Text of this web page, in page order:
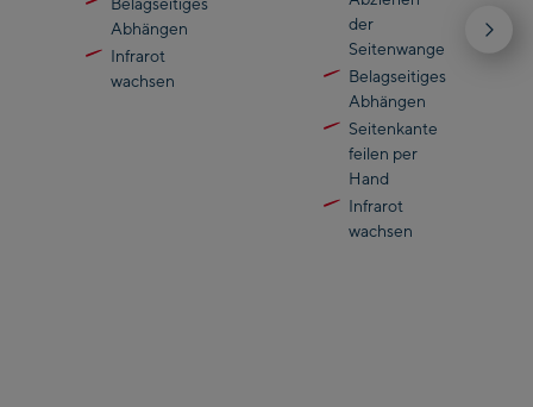
Abhängen
Infrarot
wachsen
der
Seitenwange
Belagseitiges
Abhängen
Seitenkante
feilen per
Hand
Infrarot
wachsen